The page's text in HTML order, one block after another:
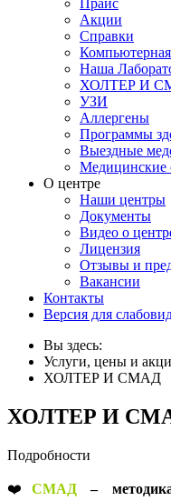
Прайс
Акции
Справки
Наша
ХОЛТЕР И
УЗИ
Аллергены
Программы
Выездные
Медицинские
О центре
Наши центры
Документы
Видео о
Лицензия
Отзывы и
Вакансии
Контакты
Версия для
Вы здесь:
Услуги, цены и
ХОЛТЕР И СМАД
ХОЛТЕР И
Подробности
❤️СМАД –